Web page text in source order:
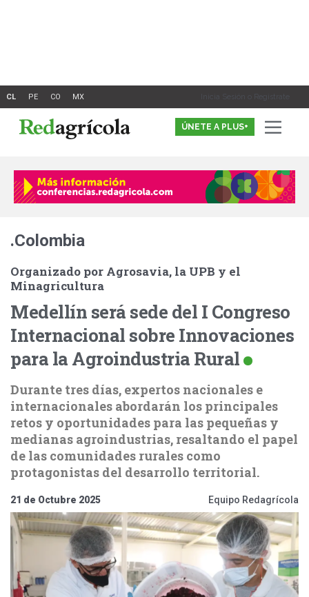
Inicia Sesión o Registrate
ÚNETE A PLUS+
.Colombia
Organizado por Agrosavia, la UPB y el
Minagricultura
Medellín será sede del I Congreso
Internacional sobre Innovaciones
para la Agroindustria Rural
Durante tres días, expertos nacionales e
internacionales abordarán los principales
retos y oportunidades para las pequeñas y
medianas agroindustrias, resaltando el papel
de las comunidades rurales como
protagonistas del desarrollo territorial.
21 de Octubre 2025 Equipo Redagrícola